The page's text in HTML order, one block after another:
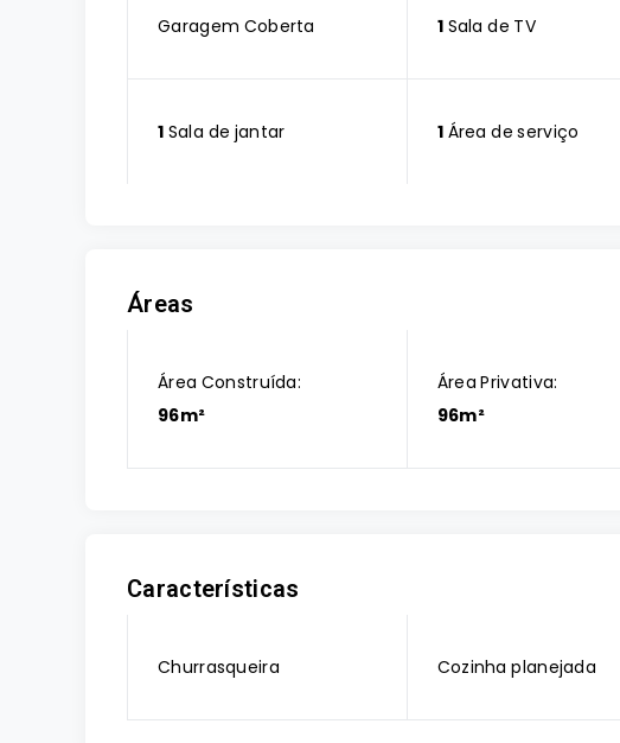
Garagem Coberta 1Sala de TV
1 Sala de jantar 1Área de serviço
Áreas
Área Construída:
96m²
Área Privativa:
96m²
Características
Churrasqueira Cozinha planejada